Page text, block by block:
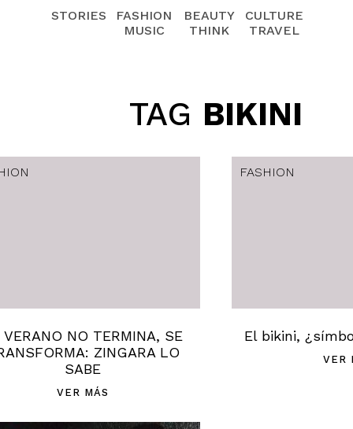
STORIES FASHION BEAUTY
CULTURE
MUSIC
THINK TRAVEL
TAG BIKINI
VERANO NO TERMINA, SE
ZINGARA LO
SABE
VER MÁS
FASHION
El bikini,
VER